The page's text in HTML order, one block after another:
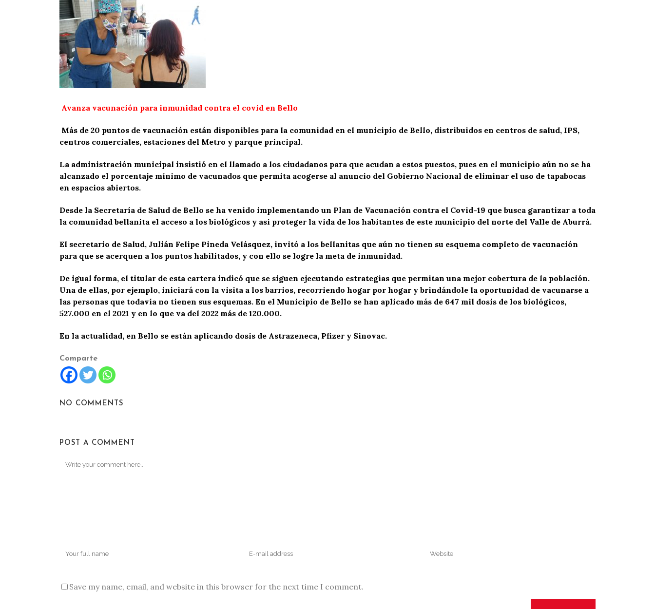
Avanza vacunación para inmunidad contra el covid en Bello
Más de 20 puntos de vacunación están disponibles para la comunidad en el municipio de Bello, distribuidos en centros de salud, IPS,
centros comerciales, estaciones del Metro y parque principal.
La administración municipal insistió en el llamado a los ciudadanos para que acudan a estos puestos, pues en el municipio aún no se ha
alcanzado el porcentaje mínimo de vacunados que permita acogerse al anuncio del Gobierno Nacional de eliminar el uso de tapabocas
en espacios abiertos.
Desde la Secretaría de Salud de Bello se ha venido implementando un Plan de Vacunación contra el Covid-19 que busca garantizar a toda
la comunidad bellanita el acceso a los biológicos y así proteger la vida de los habitantes de este municipio del norte del Valle de Aburrá.
El secretario de Salud, Julián Felipe Pineda Velásquez, invitó a los bellanitas que aún no tienen su esquema completo de vacunación
para que se acerquen a los puntos habilitados, y con ello se logre la meta de inmunidad.
De igual forma, el titular de esta cartera indicó que se siguen ejecutando estrategias que permitan una mejor cobertura de la población.
Una de ellas, por ejemplo, iniciará con la visita a los barrios, recorriendo hogar por hogar y brindándole la oportunidad de vacunarse a
las personas que todavía no tienen sus esquemas. En el Municipio de Bello se han aplicado más de 647 mil dosis de los biológicos,
527.000 en el 2021 y en lo que va del 2022 más de 120.000.
En la actualidad, en Bello se están aplicando dosis de Astrazeneca, Pfizer y Sinovac.
Comparte
NO COMMENTS
POST A COMMENT
Save my name, email, and website in this browser for the next time I comment.